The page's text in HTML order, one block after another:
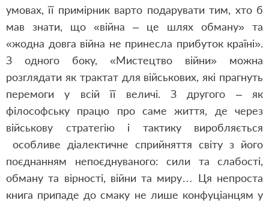
умовах, її примірник варто подарувати тим, хто б
мав знати, що «війна – це шлях обману» та
«жодна довга війна не принесла прибуток країні».
З одного боку, «Мистецтво війни» можна
розглядати як трактат для військових, які прагнуть
перемоги у всій її величі. З другого – як
філософську працю про саме життя, де через
військову стратегію і тактику виробляється
особливе діалектичне сприйняття світу з його
поєднанням непоєднуваного: сили та слабості,
обману та вірності, війни та миру… Ця непроста
книга припаде до смаку не лише конфуціанцям у